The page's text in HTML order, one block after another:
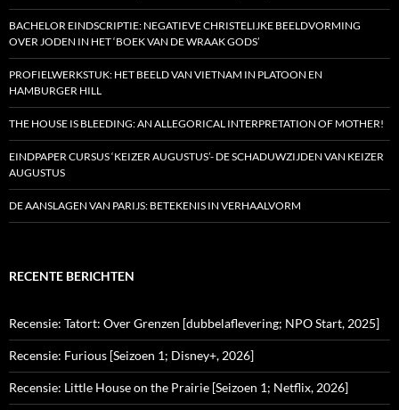
BACHELOR EINDSCRIPTIE: NEGATIEVE CHRISTELIJKE BEELDVORMING
OVER JODEN IN HET ‘BOEK VAN DE WRAAK GODS’
PROFIELWERKSTUK: HET BEELD VAN VIETNAM IN PLATOON EN
HAMBURGER HILL
THE HOUSE IS BLEEDING: AN ALLEGORICAL INTERPRETATION OF MOTHER!
EINDPAPER CURSUS ‘KEIZER AUGUSTUS’- DE SCHADUWZIJDEN VAN KEIZER
AUGUSTUS
DE AANSLAGEN VAN PARIJS: BETEKENIS IN VERHAALVORM
RECENTE BERICHTEN
Recensie: Tatort: Over Grenzen [dubbelaflevering; NPO Start, 2025]
Recensie: Furious [Seizoen 1; Disney+, 2026]
Recensie: Little House on the Prairie [Seizoen 1; Netflix, 2026]